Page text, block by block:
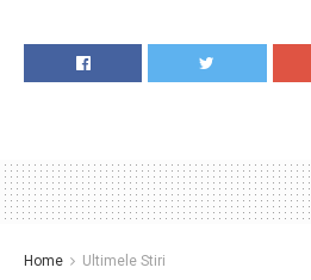
Home Ultimele Stiri